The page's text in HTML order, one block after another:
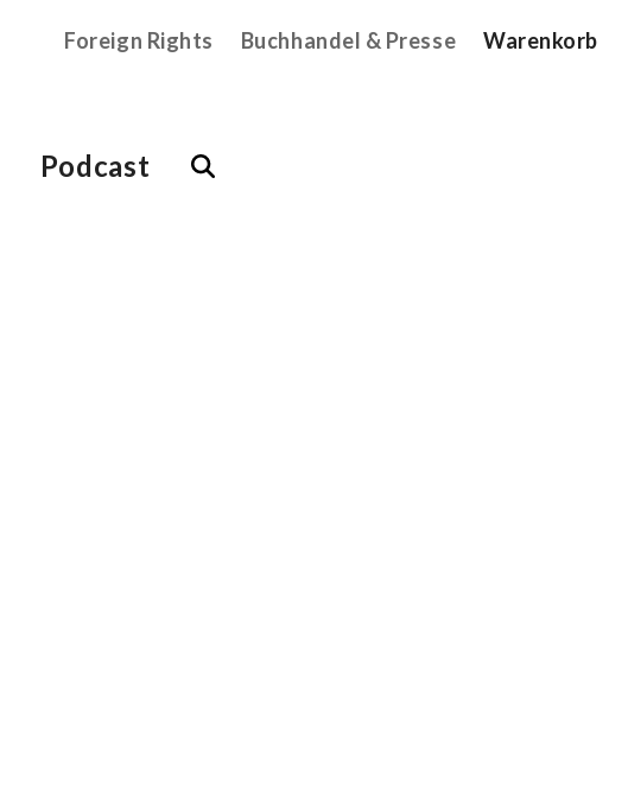
Foreign Rights Buchhandel & Presse Warenkorb
Podcast